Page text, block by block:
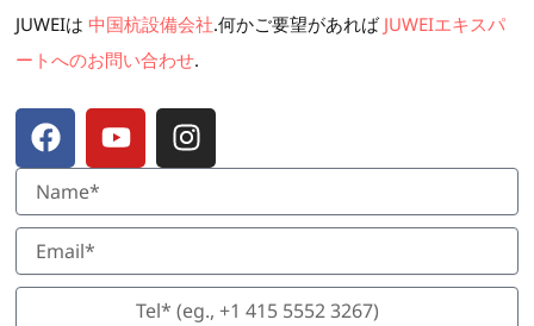
JUWEIは 中国杭設備会社.何かご要望があれば JUWEIエキスパ
ートへのお問い合わせ.
フ
ェ
イ
ス
ブ
ッ
ク
ユ
ー
チ
ュ
ー
ブ
イ
ン
ス
タ
グ
ラ
ム